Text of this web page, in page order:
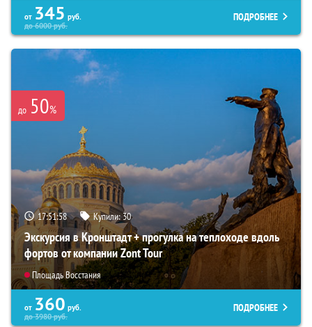
от 345 руб.
до6000руб.
ПОДРОБНЕЕ
до 50%
17:51:56 Купили:30
Экскурсия в Кронштадт + прогулка на теплоходе вдоль
фортов от компании Zont Tour
Площадь Восстания
от 360 руб.
до3980руб.
ПОДРОБНЕЕ